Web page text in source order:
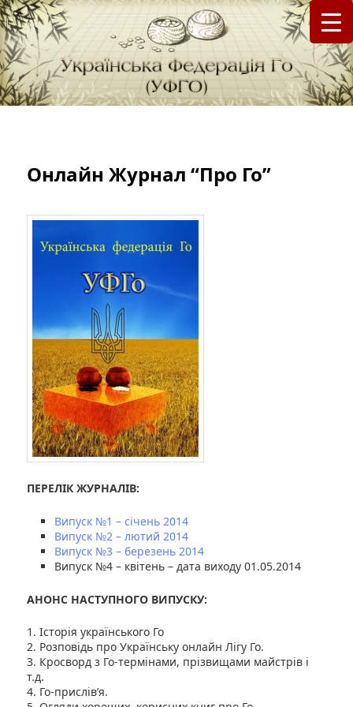
Українська Федерація Го (УФГО)
федерація Го (Бадук, Вейці) в Україні
Онлайн Журнал “Про Го”
ПЕРЕЛІК ЖУРНАЛІВ:
Випуск №1 – січень 2014
Випуск №2 – лютий 2014
Випуск №3 – березень 2014
Випуск №4 – квітень – дата виходу 01.05.2014
АНОНС НАСТУПНОГО ВИПУСКУ:
1. Історія українського Го
2. Розповідь про Українську онлайн Лігу Го.
3. Кросворд з Го-термінами, прізвищами майстрів і
т.д.
4. Го-прислів’я.